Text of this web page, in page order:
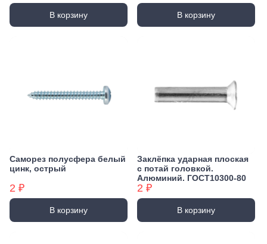
В корзину В корзину
Саморез полусфера белый
цинк, острый
2 ₽
В корзину
Заклёпка ударная плоская
с потай головкой.
Алюминий. ГОСТ10300-80
2 ₽
В корзину